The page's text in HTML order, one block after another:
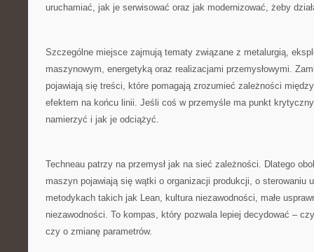
uruchamiać, jak je serwisować oraz jak modernizować, żeby
Szczególne miejsce zajmują tematy związane z metalurgią,
maszynowym, energetyką oraz realizacjami przemysłowymi.
pojawiają się treści, które pomagają zrozumieć zależności
efektem na końcu linii. Jeśli coś w przemyśle ma punkt
namierzyć i jak je odciążyć.
Techneau patrzy na przemysł jak na sieć zależności. Dlatego
maszyn pojawiają się wątki o organizacji produkcji, o sterowaniu
metodykach takich jak Lean, kultura niezawodności, małe
niezawodności. To kompas, który pozwala lepiej decydować –
czy o zmianę parametrów.